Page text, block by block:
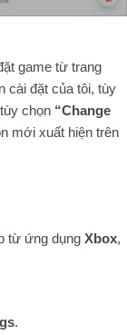
game từ trang
cài đặt của tôi, tùy
chọn “Change
mới xuất hiện trên
từ ứng dụng Xbox,
.